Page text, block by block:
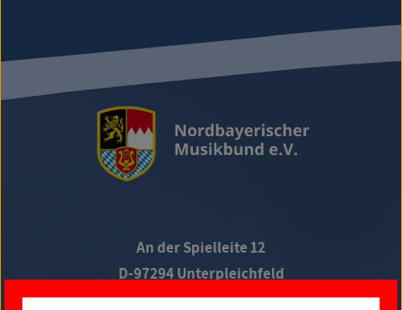
An der Spielleite 12
D-97294 Unterpleichfeld
Telefon +49 9367 988 689-0